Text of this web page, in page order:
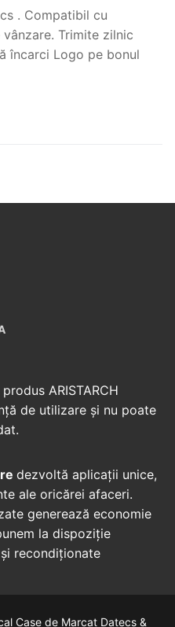
. Compatibil cu
Trimite zilnic
încarci Logo pe bonul
ARISTARCH
de utilizare și nu poate
dezvoltă aplicații unice,
ale oricărei afaceri.
generează economie
la dispoziție
recondiționate
Case de Marcat Datecs &